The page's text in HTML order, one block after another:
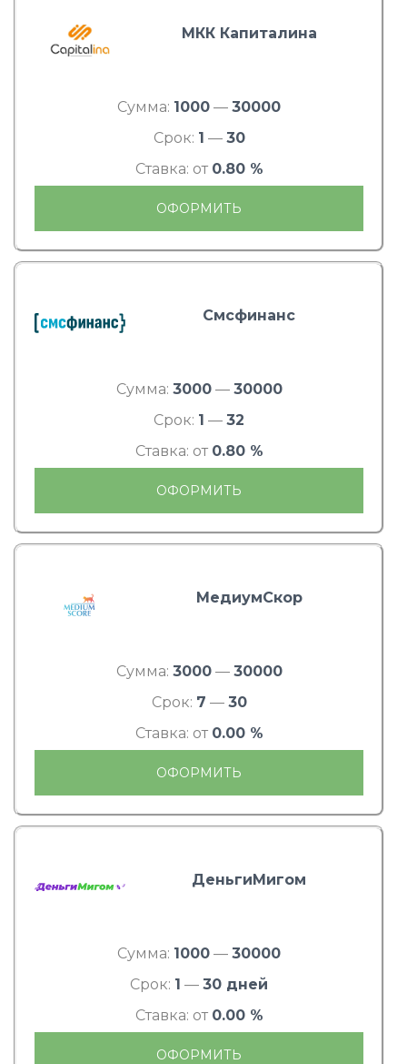
МКК Капиталина
Сумма: 1000 — 30000
Срок: 1 — 30
Ставка: от 0.80 %
ОФОРМИТЬ
Смсфинанс
Сумма: 3000— 30000
Срок: 1 — 32
Ставка: от 0.80 %
ОФОРМИТЬ
МедиумСкор
Сумма: 3000— 30000
Срок: 7 — 30
Ставка: от 0.00 %
ОФОРМИТЬ
ДеньгиМигом
Сумма: 1000 — 30000
Срок: 1 — 30 дней
Ставка: от 0.00 %
ОФОРМИТЬ